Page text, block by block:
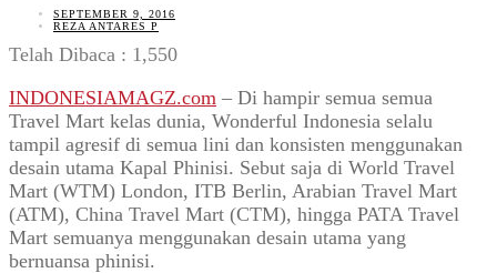
SEPTEMBER 9, 2016
REZA ANTARES P
Telah Dibaca : 1,550
INDONESIAMAGZ.com – Di hampir semua semua
Travel Mart kelas dunia, Wonderful Indonesia selalu
tampil agresif di semua lini dan konsisten menggunakan
desain utama Kapal Phinisi. Sebut saja di World Travel
Mart (WTM) London, ITB Berlin, Arabian Travel Mart
(ATM), China Travel Mart (CTM), hingga PATA Travel
Mart semuanya menggunakan desain utama yang
bernuansa phinisi.